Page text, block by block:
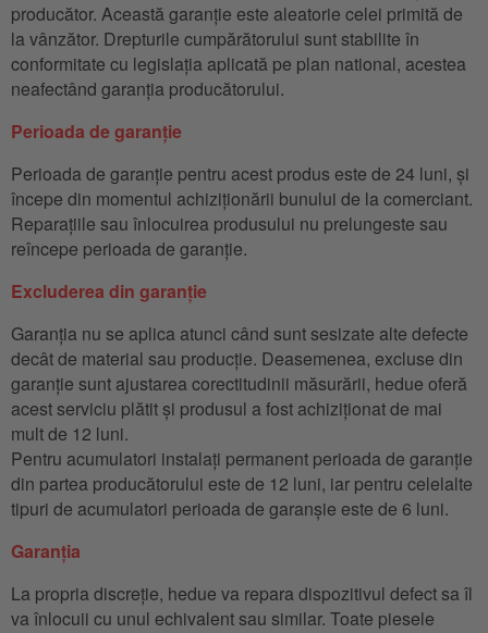
producător. Această garanție este aleatorie celei primită de
la vânzător. Drepturile cumpărătorului sunt stabilite în
conformitate cu legislația aplicată pe plan national, acestea
neafectând garanția producătorului.
Perioada de garanție
Perioada de garanție pentru acest produs este de 24 luni, și
începe din momentul achiziționării bunului de la comerciant.
Reparațiile sau înlocuirea produsului nu prelungeste sau
reîncepe perioada de garanție.
Excluderea din garanție
Garanția nu se aplica atunci când sunt sesizate alte defecte
decât de material sau producție. Deasemenea, excluse din
garanție sunt ajustarea corectitudinii măsurării, hedue oferă
acest serviciu plătit și produsul a fost achiziționat de mai
mult de 12 luni.
Pentru acumulatori instalați permanent perioada de garanție
din partea producătorului este de 12 luni, iar pentru celelalte
tipuri de acumulatori perioada de garanșie este de 6 luni.
Garanția
La propria discreție, hedue va repara dispozitivul defect sa îl
va înlocuii cu unul echivalent sau similar. Toate piesele